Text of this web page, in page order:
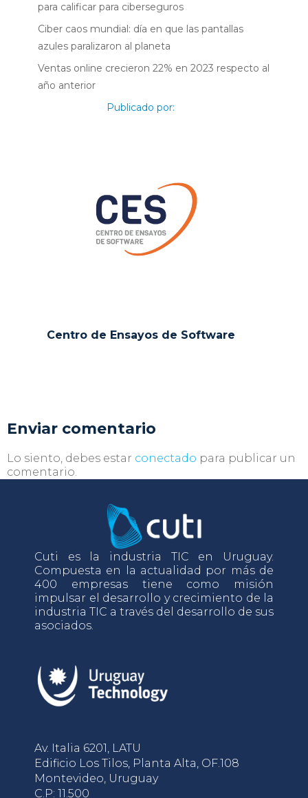
para calificar para ciberseguros
Ciber caos mundial: día en que las pantallas
azules paralizaron al planeta
Ventas online crecieron 22% en 2023 respecto al
año anterior
Publicado por:
Centro de Ensayos de Software
Enviar comentario
Lo siento, debes estar conectado para publicar un
comentario.
Cuti es la industria TIC en Uruguay.
Compuesta en la actualidad por más de
400 empresas tiene como misión
impulsar el desarrollo y crecimiento de la
industria TIC a través del desarrollo de sus
asociados.
Av. Italia 6201, LATU
Edificio Los Tilos, Planta Alta, OF.108
Montevideo, Uruguay
C.P: 11.500